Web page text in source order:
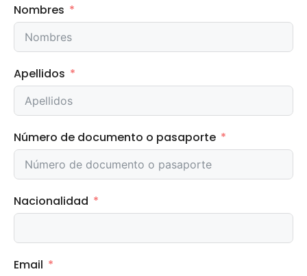
Nombres
Apellidos
Número de documento o pasaporte
Nacionalidad
Email